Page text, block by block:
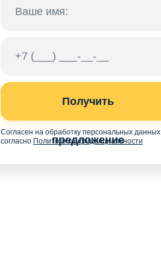
Получить
предложение
Согласен на обработку персональных данных
согласно Политике конфиденциальности